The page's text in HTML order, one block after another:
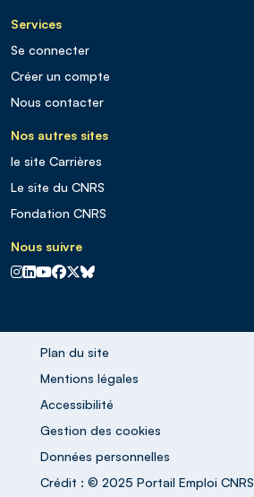
Services
Se connecter
Créer un compte
Nous contacter
Nos autres sites
le site Carrières
Le site du CNRS
Fondation CNRS
Nous suivre
CNRS sur Instagram
CNRS sur Linkedin
CNRS sur Youtube
CNRS sur Facebook
CNRS sur X
CNRS sur Blus sky
Plan du site
Mentions légales
Accessibilité
Gestion des cookies
Données personnelles
Crédit : © 2025 Portail Emploi CNRS